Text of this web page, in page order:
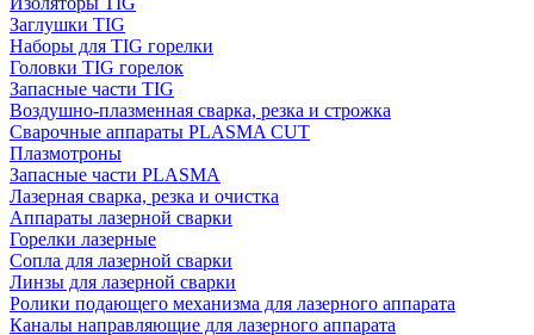
Заглушки TIG
Наборы для TIG горелки
Головки TIG горелок
Запасные части TIG
Воздушно-плазменная сварка, резка и строжка
Сварочные аппараты PLASMA CUT
Плазмотроны
Запасные части PLASMA
Лазерная сварка, резка и очистка
Аппараты лазерной сварки
Горелки лазерные
Сопла для лазерной сварки
Линзы для лазерной сварки
Ролики подающего механизма для лазерного аппарата
Каналы направляющие для лазерного аппарата